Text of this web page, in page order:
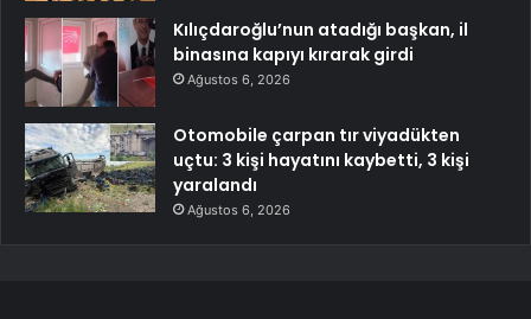
Kılıçdaroğlu’nun atadığı başkan, il
binasına kapıyı kırarak girdi
Ağustos 6, 2026
Otomobile çarpan tır viyadükten
uçtu: 3 kişi hayatını kaybetti, 3 kişi
yaralandı
Ağustos 6, 2026